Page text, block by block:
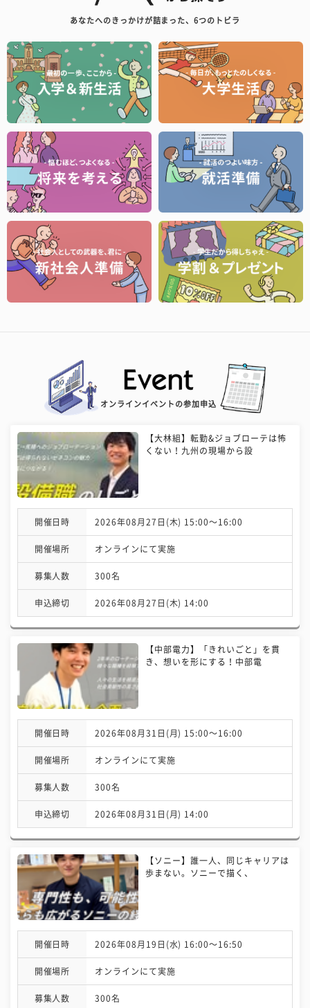
あなたへのきっかけが詰まった、6つのトビラ
オンラインイベントの参加申込
【大林組】転勤&ジョブローテは怖
くない！九州の現場から設
開催日時 2026年08月27日(木) 15:00〜16:00
開催場所 オンラインにて実施
募集人数 300名
申込締切 2026年08月27日(木) 14:00
【中部電力】「きれいごと」を貫
き、想いを形にする！中部電
開催日時 2026年08月31日(月) 15:00〜16:00
開催場所 オンラインにて実施
募集人数 300名
申込締切 2026年08月31日(月) 14:00
【ソニー】誰一人、同じキャリアは
歩まない。ソニーで描く、
開催日時 2026年08月19日(水) 16:00〜16:50
開催場所 オンラインにて実施
募集人数 300名